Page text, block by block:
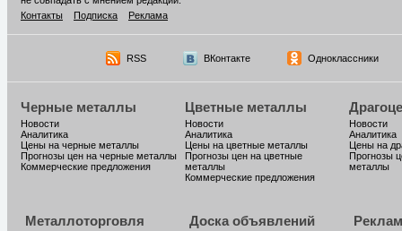
Контакты
Подписка Реклама
RSS ВКонтакте Одноклассники
Черные металлы
Новости
Аналитика
Цены на черные металлы
Прогнозы цен на черные металлы
Коммерческие предложения
Цветные металлы
Новости
Аналитика
Цены на цветные металлы
Прогнозы цен на цветные
металлы
Коммерческие предложения
Новости
Аналитика
Цены на
Прогнозы
металлы
Металлоторговля Доска объявлений